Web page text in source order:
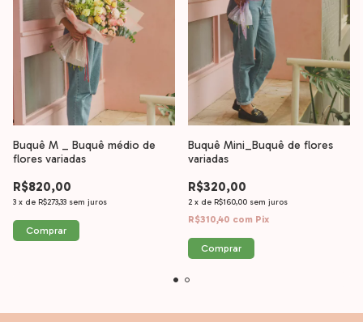
Buquê M _ Buquê médio de
flores variadas
R$820,00
3 x de R$273,33 sem juros
Comprar
Buquê Mini_Buquê de flores
variadas
R$320,00
2 x de R$160,00 sem juros
R$310,40 com Pix
Comprar